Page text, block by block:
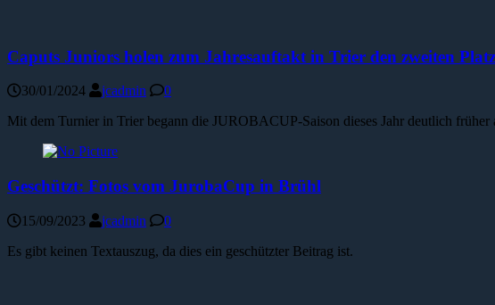
Caputs Juniors holen zum Jahresauftakt in Trier den zweiten Platz
30/01/2024 jcadmin
0
Mit dem Turnier in Trier begann die JUROBACUP-Saison dieses Jahr deutlich
Geschützt: Fotos vom JurobaCup in Brühl
15/09/2023 jcadmin
0
Es gibt keinen Textauszug, da dies ein geschützter Beitrag ist.